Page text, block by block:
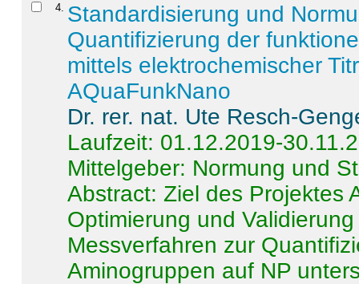
4 Standardisierung und
Quantifizierung der
mittels elektrochemischer
AQuaFunkNano
Dr. rer. nat. Ute Resch-
Laufzeit: 01.12.2019-
Mittelgeber: Normung und
Abstract:Ziel des Projektes
Optimierung und
Messverfahren zur
Aminogruppen auf NP